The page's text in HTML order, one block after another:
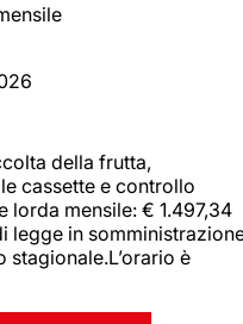
della frutta,
cassette e controllo
lorda mensile: € 1.497,34
legge in
è